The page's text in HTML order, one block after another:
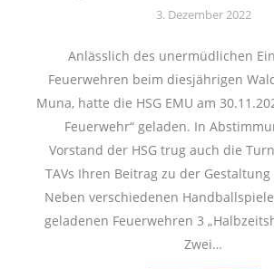
3. Dezember 2022
Anlässlich des unermüdlichen
Feuerwehren beim diesjährigen
Muna, hatte die HSG EMU am
Feuerwehr“ geladen. In
Vorstand der HSG trug auch die
TAVs Ihren Beitrag zu der Gestaltung
Neben verschiedenen
geladenen Feuerwehren 3
Zwei…